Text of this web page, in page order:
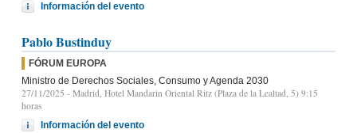
Información del evento
Pablo Bustinduy
FÓRUM EUROPA
Ministro de Derechos Sociales, Consumo y Agenda 2030
27/11/2025 - Madrid, Hotel Mandarin Oriental Ritz (Plaza de la Lealtad, 5) 9:15
horas
Información del evento